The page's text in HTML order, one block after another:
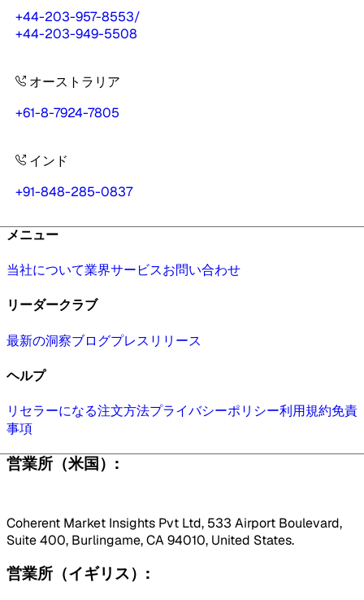
+44-203-957-8553/
+44-203-949-5508
オーストラリア
+61-8-7924-7805
インド
+91-848-285-0837
メニュー
当社について業界サービスお問い合わせ
リーダークラブ
最新の洞察ブログプレスリリース
ヘルプ
リセラーになる注文方法プライバシーポリシー利用規約免責
事項
営業所（米国）:
Coherent Market Insights Pvt Ltd, 533 Airport Boulevard,
Suite 400, Burlingame, CA 94010, United States.
営業所（イギリス）: